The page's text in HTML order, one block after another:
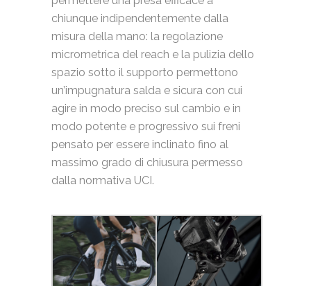
chiunque indipendentemente dalla
misura della mano: la regolazione
micrometrica del reach e la pulizia dello
spazio sotto il supporto permettono
un’impugnatura salda e sicura con cui
agire in modo preciso sul cambio e in
modo potente e progressivo sui freni
pensato per essere inclinato fino al
massimo grado di chiusura permesso
dalla normativa UCI.